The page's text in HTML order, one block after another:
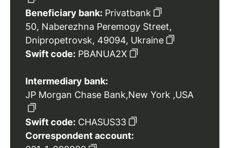
Beneficiary bank: Privatbank
50, Naberezhna Peremogy Street,
Dnipropetrovsk, 49094, Ukraine
Swift code: PBANUA2X
Intermediary bank:
JP Morgan Chase Bank,New York ,USA
Swift code: CHASUS33
Correspondent account: